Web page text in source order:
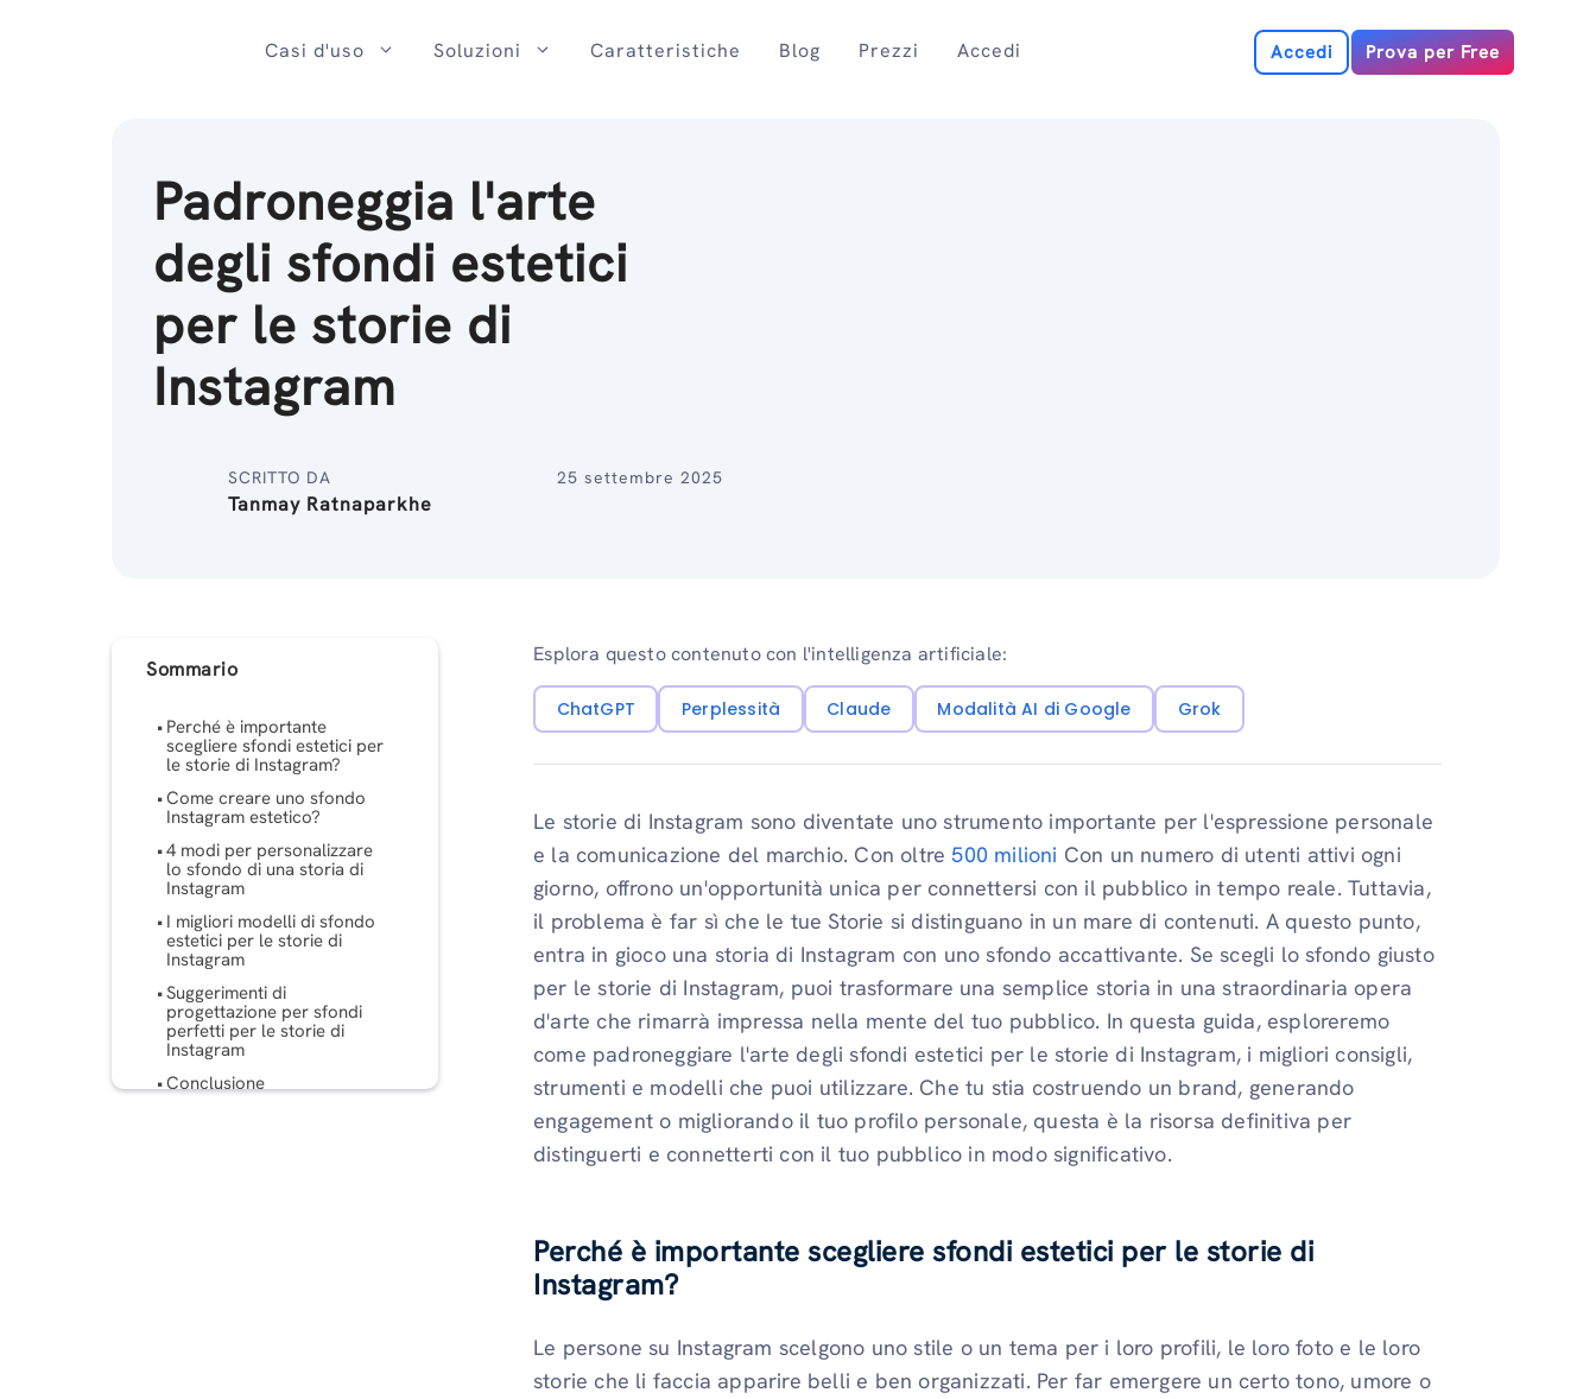
Casi d'uso Soluzioni Caratteristiche Blog Prezzi Accedi Accedi Prova per Free
Padroneggia l'arte
degli sfondi estetici
per le storie di
Instagram
SCRITTO DA
Tanmay Ratnaparkhe
25 settembre 2025
Sommario
Perché è importante
scegliere sfondi estetici per
le storie di Instagram?
Come creare uno sfondo
Instagram estetico?
4 modi per personalizzare
lo sfondo di una storia di
Instagram
I migliori modelli di sfondo
estetici per le storie di
Instagram
Suggerimenti di
progettazione per sfondi
perfetti per le storie di
Instagram
Conclusione
Esplora questo contenuto con l'intelligenza artificiale:
ChatGPT Perplessità Claude Modalità AI di Google Grok
Le storie di Instagram sono diventate uno strumento importante per l'espressione personale
e la comunicazione del marchio. Con oltre 500 milioni Con un numero di utenti attivi ogni
giorno, offrono un'opportunità unica per connettersi con il pubblico in tempo reale. Tuttavia,
il problema è far sì che le tue Storie si distinguano in un mare di contenuti. A questo punto,
entra in gioco una storia di Instagram con uno sfondo accattivante. Se scegli lo sfondo giusto
per le storie di Instagram, puoi trasformare una semplice storia in una straordinaria opera
d'arte che rimarrà impressa nella mente del tuo pubblico. In questa guida, esploreremo
come padroneggiare l'arte degli sfondi estetici per le storie di Instagram, i migliori consigli,
strumenti e modelli che puoi utilizzare. Che tu stia costruendo un brand, generando
engagement o migliorando il tuo profilo personale, questa è la risorsa definitiva per
distinguerti e connetterti con il tuo pubblico in modo significativo.
Perché è importante scegliere sfondi estetici per le storie di
Instagram?
Le persone su Instagram scelgono uno stile o un tema per i loro profili, le loro foto e le loro
storie che li faccia apparire belli e ben organizzati. Per far emergere un certo tono, umore o